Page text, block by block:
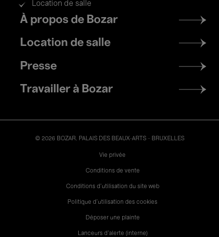
Location de salle
Footer
menu
À propos de Bozar
Location de salle
Presse
Travailler à Bozar
© 2026 BOZAR. PALAIS DES BEAUX-ARTS - BRUXELLES
Vie privée
Conditions de vente
Conditions d'utilisation du site web
Politique d'utilisation des cookies
Déposer une plainte
Lanceurs d’alerte (interne)